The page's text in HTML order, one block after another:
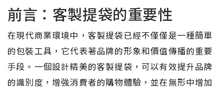
前言：客製提袋的重要性
在現代商業環境中，客製提袋已經不僅僅是一種簡單
的包裝工具，它代表著品牌的形象和價值傳播的重要
手段。一個設計精美的客製提袋，可以有效提升品牌
的識別度，增強消費者的購物體驗，並在無形中增加